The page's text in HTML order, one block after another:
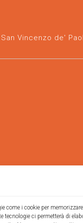
come i cookie per
ci permetterà di
Vincenzo de'